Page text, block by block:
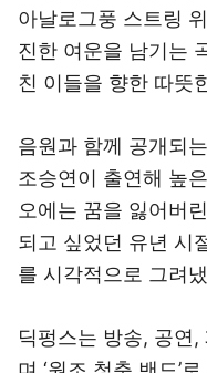
아날로그풍 스트링
진한 여운을 남기는
친 이들을 향한 따뜻
음원과 함께 공개되
조승연이 출연해 높
오에는 꿈을 잃어버
되고 싶었던 유년 시
를 시각적으로 그려
딕펑스는 방송, 공연